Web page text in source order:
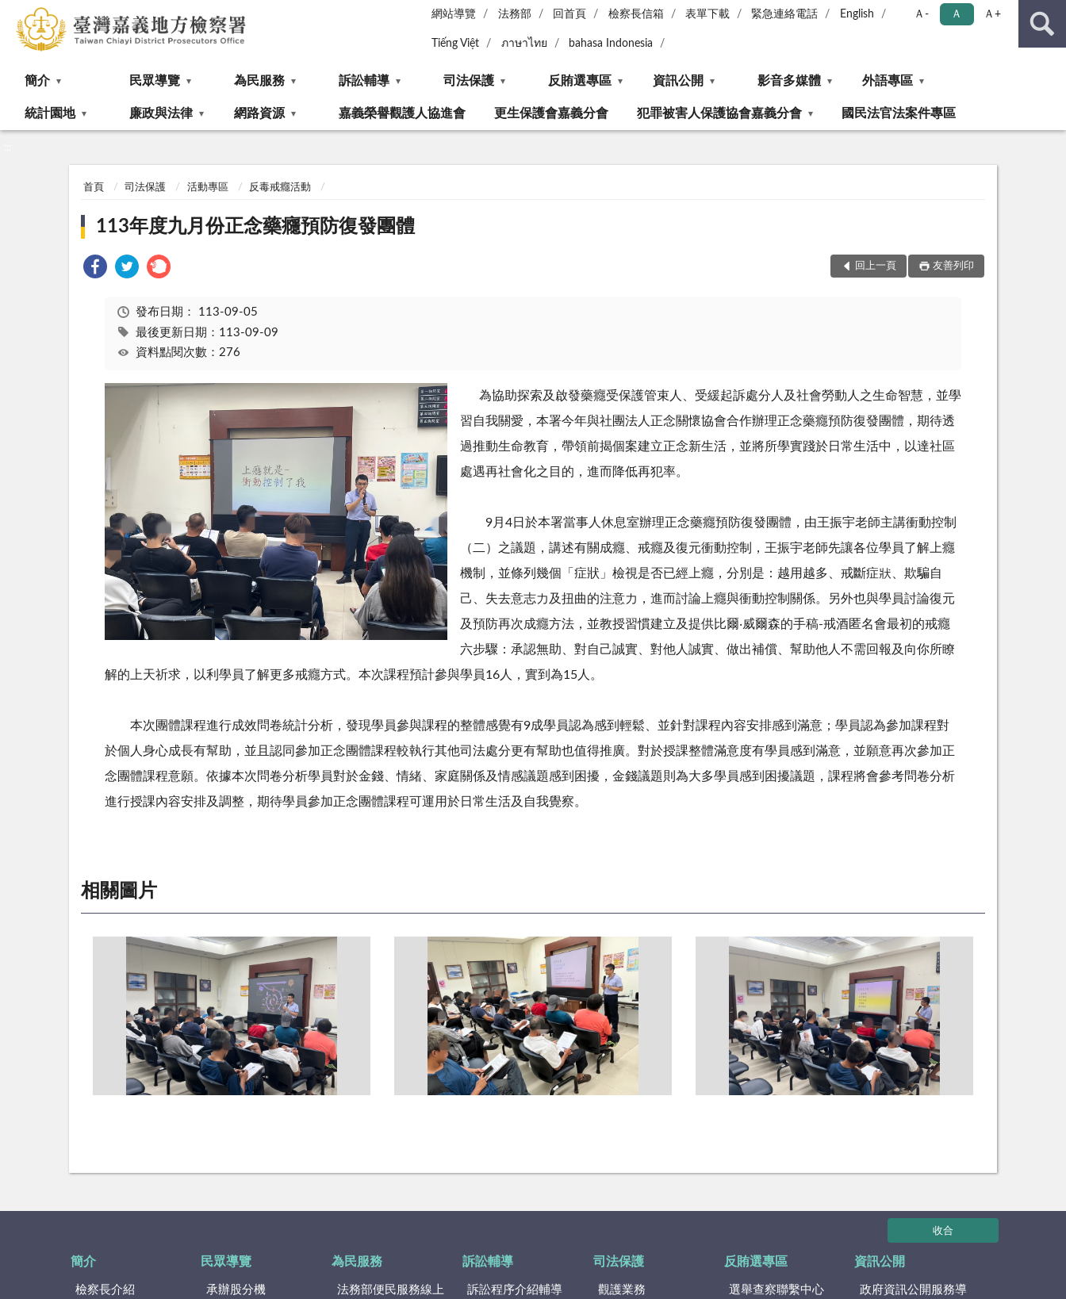
網站導覽 法務部 回首頁 檢察長信箱 表單下載 緊急連絡電話 English
Tiếng Việt ภาษาไทย bahasa Indonesia
Ａ- Ａ Ａ+
簡介 民眾導覽 為民服務 訴訟輔導 司法保護 反賄選專區 資訊公開 影音多媒體 外語專區
統計園地 廉政與法律 網路資源 嘉義榮譽觀護人協進會 更生保護會嘉義分會 犯罪被害人保護協會嘉義分會 國民法官法案件專區
首頁 司法保護 活動專區 反毒戒癮活動
113年度九月份正念藥癮預防復發團體
回上一頁 友善列印
發布日期： 113-09-05
最後更新日期：113-09-09
資料點閱次數：276
為協助探索及啟發藥癮受保護管束人、受緩起訴處分人及社會勞動人之生命智慧，並學
習自我關愛，本署今年與社團法人正念關懷協會合作辦理正念藥癮預防復發團體，期待透
過推動生命教育，帶領前揭個案建立正念新生活，並將所學實踐於日常生活中，以達社區
處遇再社會化之目的，進而降低再犯率。
9月 4日於本署當事人休息室辦理正念藥癮預防復發團體，由王振宇老師主講衝動控制
（二）之議題，講述有關成癮、戒癮及復元衝動控制，王振宇老師先讓各位學員了解上癮
機制，並條列幾個「症狀」檢視是否已經上癮，分別是：越用越多、戒斷症狀、欺騙自
己、失去意志力及扭曲的注意力，進而討論上癮與衝動控制關係。另外也與學員討論復元
及預防再次成癮方法，並教授習慣建立及提供比爾‧威爾森的手稿-戒酒匿名會最初的戒癮
六步驟：承認無助、對自己誠實、對他人誠實、做出補償、幫助他人不需回報及向你所瞭
解的上天祈求，以利學員了解更多戒癮方式。本次課程預計參與學員16人，實到為15人。
本次團體課程進行成效問卷統計分析，發現學員參與課程的整體感覺有9成學員認為感到輕鬆、並針對課程內容安排感到滿意；學員認為參加課程對
於個人身心成長有幫助，並且認同參加正念團體課程較執行其他司法處分更有幫助也值得推廣。對於授課整體滿意度有學員感到滿意，並願意再次參加正
念團體課程意願。依據本次問卷分析學員對於金錢、情緒、家庭關係及情感議題感到困擾，金錢議題則為大多學員感到困擾議題，課程將會參考問卷分析
進行授課內容安排及調整，期待學員參加正念團體課程可運用於日常生活及自我覺察。
相關圖片
收合
簡介
檢察長介紹
民眾導覽
承辦股分機
為民服務
法務部便民服務線上
訴訟輔導
訴訟程序介紹輔導
司法保護
觀護業務
反賄選專區
選舉查察聯繫中心
資訊公開
政府資訊公開服務導